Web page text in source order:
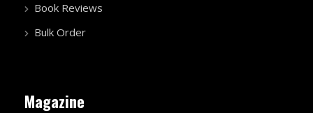
Book Reviews
Bulk Order
Magazine